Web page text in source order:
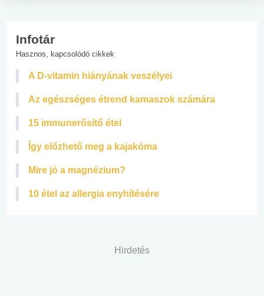
Infotár
Hasznos, kapcsolódó cikkek
A D-vitamin hiányának veszélyei
Az egészséges étrend kamaszok számára
15 immunerősítő étel
Így előzhető meg a kajakóma
Mire jó a magnézium?
10 étel az allergia enyhítésére
Hirdetés